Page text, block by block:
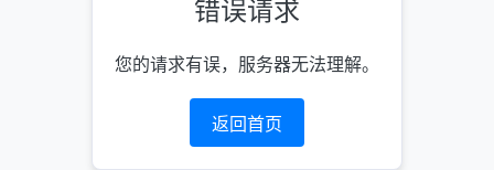
错误请求
您的请求有误，服务器无法理解。
返回首页